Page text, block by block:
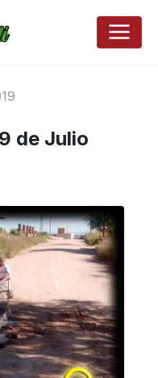
de Julio